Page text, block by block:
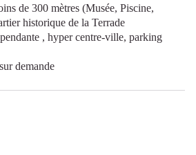
de 300 mètres (Musée, Piscine,
historique de la Terrade
, hyper centre-ville, parking
demande